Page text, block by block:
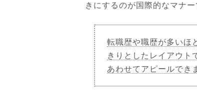
きにするのが国際的なマナー
転職歴や職歴が多いほ
きりとしたレイアウト
あわせてアピールでき